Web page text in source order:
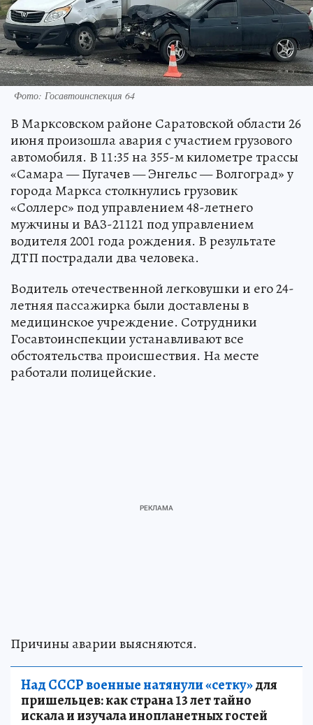
Фото: Госавтоинспекция 64
В Марксовском районе Саратовской области 26
июня произошла авария с участием грузового
автомобиля. В 11:35 на 355-м километре трассы
«Самара — Пугачев — Энгельс — Волгоград» у
города Маркса столкнулись грузовик
«Соллерс» под управлением 48-летнего
мужчины и ВАЗ-21121 под управлением
водителя 2001 года рождения. В результате
ДТП пострадали два человека.
Водитель отечественной легковушки и его 24-
летняя пассажирка были доставлены в
медицинское учреждение. Сотрудники
Госавтоинспекции устанавливают все
обстоятельства происшествия. На месте
работали полицейские.
Причины аварии выясняются.
Над СССР военные натянули «сетку»для
пришельцев: как страна 13 лет тайно
искала и изучала инопланетных гостей